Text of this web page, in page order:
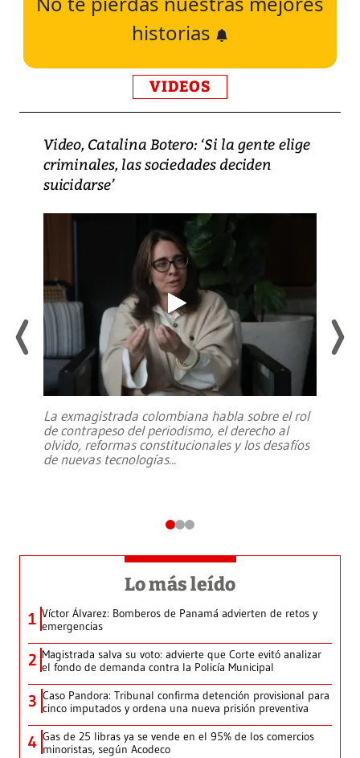
historias
VIDEOS
Video, Catalina Botero: ‘Si la gente elige
criminales, las sociedades deciden
suicidarse’
La exmagistrada colombiana habla sobre el rol
de contrapeso del periodismo, el derecho al
olvido, reformas constitucionales y los desafíos
de nuevas tecnologías...
Lo más leído
1 Víctor Álvarez: Bomberos de Panamá advierten de retos y
emergencias
2 Magistrada salva su voto: advierte que Corte evitó analizar
el fondo de demanda contra la Policía Municipal
3 Caso Pandora: Tribunal confirma detención provisional para
cinco imputados y ordena una nueva prisión preventiva
4 Gas de 25 libras ya se vende en el 95% de los comercios
minoristas, según Acodeco